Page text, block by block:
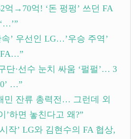
→70억! ‘돈 펑펑’ 쓰던 FA
’ 우선인 LG…’우승 주역’
단·선수 눈치 싸움 ‘펄펄’… 3
…”
민 잔류 총력전… 그런데 외
’하면 놓친다고 왜?”
작’ LG와 김현수의 FA 협상,